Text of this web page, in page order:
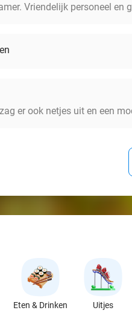
Vriendelijk personeel
er ook netjes uit en een
Eten & Drinken Uitjes